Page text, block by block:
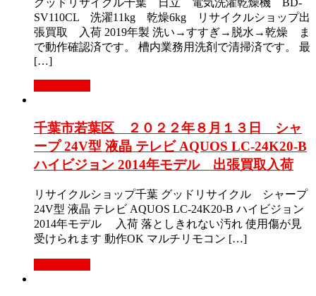
SV110CL 洗濯11kg 乾燥6kg リサイクルショップ出
張買取 入荷 2019年製 洗い→すすぎ→脱水→乾燥 ま
で動作確認済です。 槽内業務用洗剤で清掃済です。 最
[…]
千葉市若葉区 ２０２２年８月１３日 シャ
ープ 24V型 液晶 テレビ AQUOS LC-24K20-B
ハイビジョン 2014年モデル 出張買取入荷
リサイクルショップ千葉 グッドリサイクル シャープ
24V型 液晶 テレビ AQUOS LC-24K20-B ハイビジョン
2014年モデル 入荷 落としきれない汚れ 使用傷が見
受けられます 動作OK マルチリモコン […]